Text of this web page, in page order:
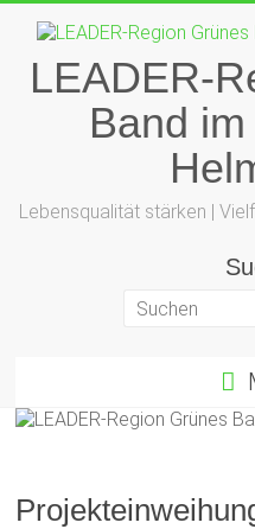
Inhalt
springenLEADER-
Band
Lebensqualität stärken |